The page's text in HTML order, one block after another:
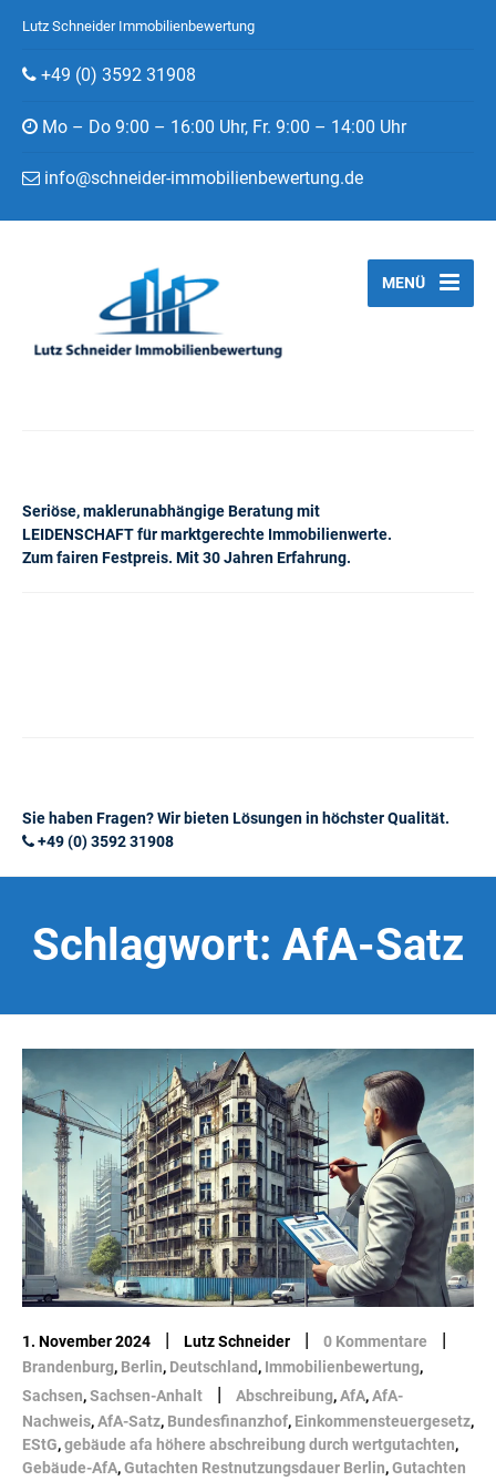
Lutz Schneider Immobilienbewertung
+49 (0) 3592 31908
Mo – Do 9:00 – 16:00 Uhr, Fr. 9:00 – 14:00 Uhr
info@schneider-immobilienbewertung.de
Seriöse, maklerunabhängige Beratung mit
LEIDENSCHAFT für marktgerechte Immobilienwerte.
Zum fairen Festpreis. Mit 30 Jahren Erfahrung.
MENÜ
Sie haben Fragen? Wir bieten Lösungen in höchster Qualität.
+49 (0) 3592 31908
Schlagwort: AfA-Satz
1. November 2024 | Lutz Schneider | 0 Kommentare |
Brandenburg, Berlin, Deutschland , Immobilienbewertung,
Sachsen,Sachsen-Anhalt | Abschreibung,AfA,AfA-
Nachweis,AfA-Satz, Bundesfinanzhof, Einkommensteuergesetz,
EStG,gebäude afa höhere abschreibung durch wertgutachten,
Gebäude-AfA,Gutachten Restnutzungsdauer Berlin,Gutachten